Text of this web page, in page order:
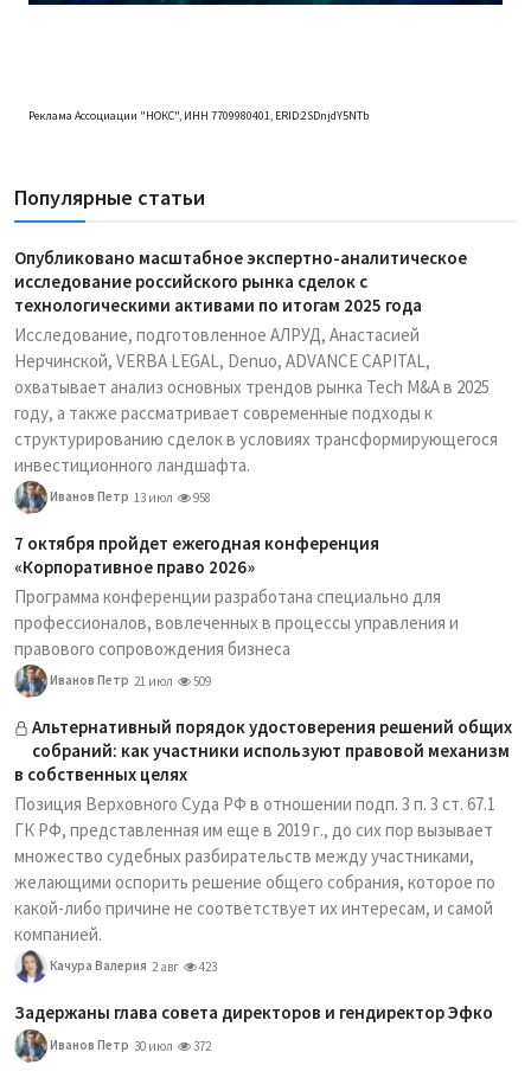
Реклама Ассоциации "НОКС", ИНН 7709980401, ERID:2SDnjdY5NTb
Популярные статьи
Опубликовано масштабное экспертно-аналитическое
исследование российского рынка сделок с
технологическими активами по итогам 2025 года
Исследование, подготовленное АЛРУД, Анастасией
Нерчинской, VERBA LEGAL, Denuo, ADVANCE CAPITAL,
охватывает анализ основных трендов рынка Tech M&A в 2025
году, а также рассматривает современные подходы к
структурированию сделок в условиях трансформирующегося
инвестиционного ландшафта.
Иванов Петр 13 июл 958
7 октября пройдет ежегодная конференция
«Корпоративное право 2026»
Программа конференции разработана специально для
профессионалов, вовлеченных в процессы управления и
правового сопровождения бизнеса
Иванов Петр 21 июл 509
Альтернативный порядок удостоверения решений общих
собраний: как участники используют правовой механизм
в собственных целях
Позиция Верховного Суда РФ в отношении подп. 3 п. 3 ст. 67.1
ГК РФ, представленная им еще в 2019 г., до сих пор вызывает
множество судебных разбирательств между участниками,
желающими оспорить решение общего собрания, которое по
какой-либо причине не соответствует их интересам, и самой
компанией.
Качура Валерия 2 авг 423
Задержаны глава совета директоров и гендиректор Эфко
Иванов Петр 30 июл 372